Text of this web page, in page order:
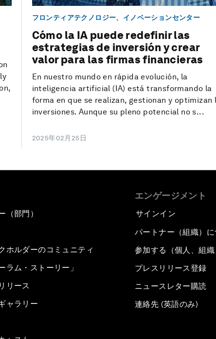
フロンティアテクノロジー、イノベーションセンター
Cómo la IA puede redefinir las
estrategias de inversión y crear
valor para las firmas financieras
En nuestro mundo en rápida evolución, la
inteligencia artificial (IA) está transformando la
forma en que se realizan, gestionan y optimizan
inversiones. Aunque su pleno potencial no s...
2025年02月25日
（部門）
ホルダーのコミュニティ
ラム・ストーリー」
リース
ャラリー
エンゲージメント
サインイン
パートナー（組織）に
参加する（個人、組織
プレスリリース登録
ニュースレター購読
連絡先 (英語のみ)